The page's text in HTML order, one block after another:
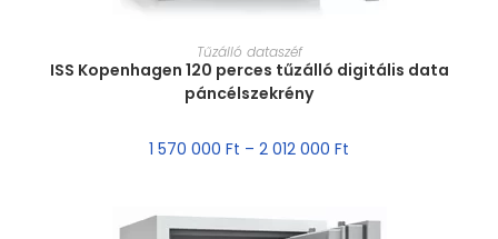
MÉRET VÁLASZTÁSA
Tűzálló dataszéf
ISS Kopenhagen 120 perces tűzálló digitális data
páncélszekrény
1 570 000 Ft – 2 012 000 Ft